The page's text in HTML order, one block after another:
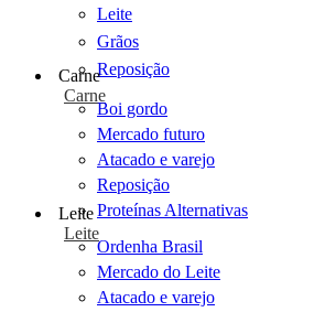
Leite
Grãos
Reposição
Carne
Carne
Boi gordo
Mercado futuro
Atacado e varejo
Reposição
Proteínas Alternativas
Leite
Leite
Ordenha Brasil
Mercado do Leite
Atacado e varejo